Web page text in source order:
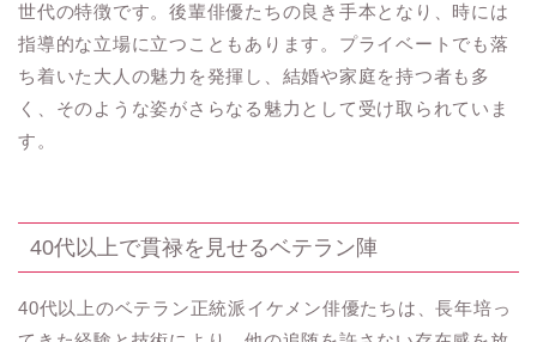
世代の特徴です。後輩俳優たちの良き手本となり、時には
指導的な立場に立つこともあります。プライベートでも落
ち着いた大人の魅力を発揮し、結婚や家庭を持つ者も多
く、そのような姿がさらなる魅力として受け取られていま
す。
40代以上で貫禄を見せるベテラン陣
40代以上のベテラン正統派イケメン俳優たちは、長年培っ